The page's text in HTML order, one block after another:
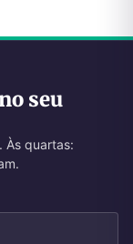
seu
Às quartas: